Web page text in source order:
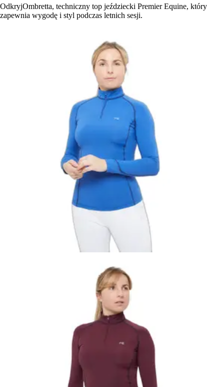
OdkryjOmbretta, techniczny top jeździecki Premier Equine, który
zapewnia wygodę i styl podczas letnich sesji.